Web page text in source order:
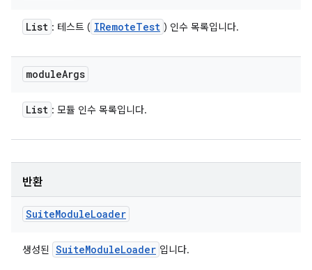
List : 테스트 ( IRemoteTest ) 인수 목록입니다.
moduleArgs
List : 모듈 인수 목록입니다.
반환
SuiteModuleLoader
생성된 SuiteModuleLoader 입니다.